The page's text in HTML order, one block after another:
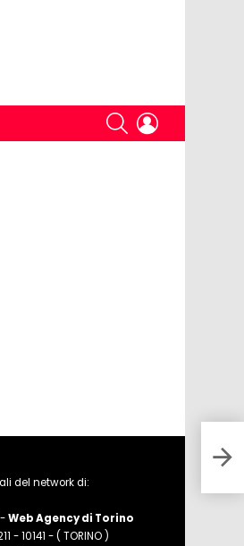
SEARCH
del network di:
-Web Agency di Torino
- 10141 - ( TORINO )